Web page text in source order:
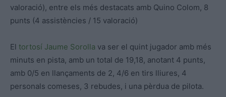
valoració), entre els més destacats amb Quino Colom, 8
punts (4 assistències / 15 valoració)
El tortosí Jaume Sorolla va ser el quint jugador amb més
minuts en pista, amb un total de 19,18, anotant 4 punts,
amb 0/5 en llançaments de 2, 4/6 en tirs lliures, 4
personals comeses, 3 rebudes, i una pèrdua de pilota.